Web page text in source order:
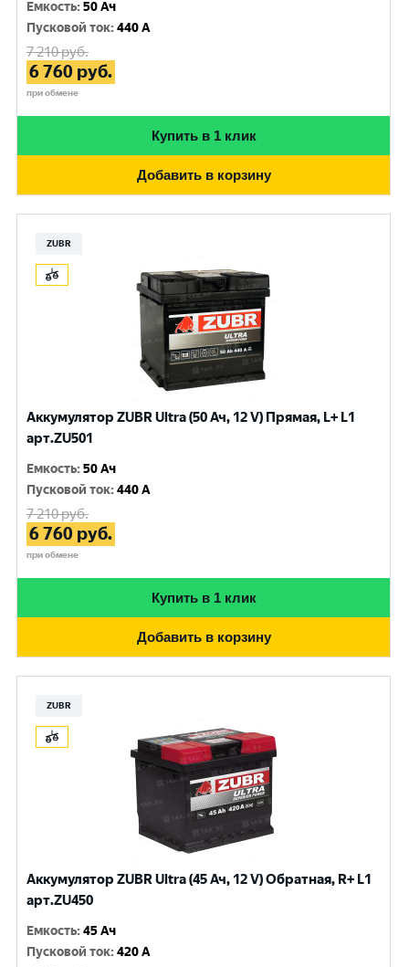
Емкость:50 Ач
Пусковой ток:440 A
7 210руб.
6 760 руб.
при обмене
Купить в 1 клик
Добавить в корзину
ZUBR
Аккумулятор ZUBR Ultra (50 Ач, 12 V) Прямая, L+ L1
арт.ZU501
Емкость:50 Ач
Пусковой ток:440 A
7 210руб.
6 760 руб.
при обмене
Купить в 1 клик
Добавить в корзину
ZUBR
Аккумулятор ZUBR Ultra (45 Ач, 12 V) Обратная, R+ L1
арт.ZU450
Емкость:45 Ач
Пусковой ток:420 A